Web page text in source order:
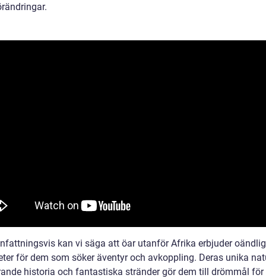
kan vi säga att öar utanför Afrika erbjuder
för dem som söker äventyr och avkoppling. Deras unika
historia och fantastiska stränder gör dem till drömmål för